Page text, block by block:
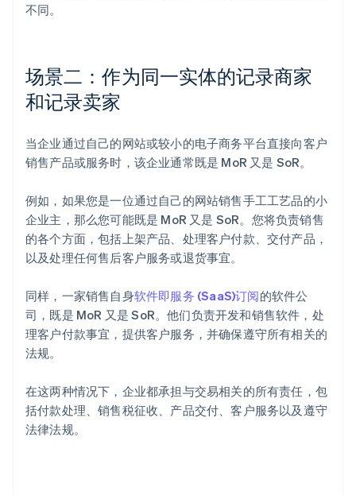
不同。
场景二：作为同一实体的记录商家
和记录卖家
当企业通过自己的网站或较小的电子商务平台直接向客户
销售产品或服务时，该企业通常既是 MoR 又是 SoR。
例如，如果您是一位通过自己的网站销售手工工艺品的小
企业主，那么您可能既是 MoR 又是 SoR。您将负责销售
的各个方面，包括上架产品、处理客户付款、交付产品，
以及处理任何售后客户服务或退货事宜。
同样，一家销售自身软件即服务 (SaaS)订阅的软件公
司，既是 MoR 又是 SoR。他们负责开发和销售软件，处
理客户付款事宜，提供客户服务，并确保遵守所有相关的
法规。
在这两种情况下，企业都承担与交易相关的所有责任，包
括付款处理、销售税征收、产品交付、客户服务以及遵守
法律法规。